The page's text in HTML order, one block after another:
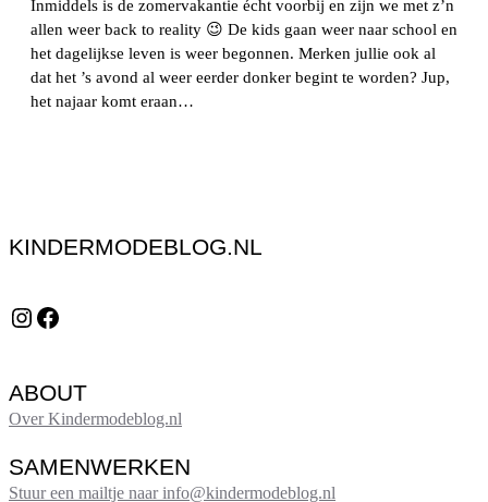
Inmiddels is de zomervakantie écht voorbij en zijn we met z’n
allen weer back to reality 😉 De kids gaan weer naar school en
het dagelijkse leven is weer begonnen. Merken jullie ook al
dat het ’s avond al weer eerder donker begint te worden? Jup,
het najaar komt eraan…
KINDERMODEBLOG.NL
Instagram Facebook
ABOUT
Over Kindermodeblog.nl
SAMENWERKEN
Stuur een mailtje naar info@kindermodeblog.nl